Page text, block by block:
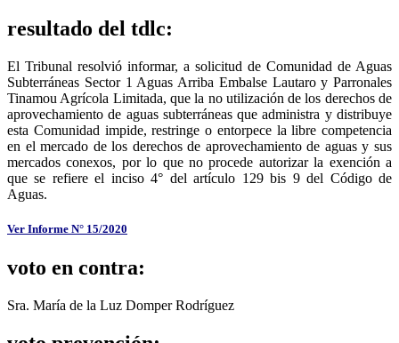
resultado del tdlc:
El Tribunal resolvió informar, a solicitud de Comunidad de Aguas
Subterráneas Sector 1 Aguas Arriba Embalse Lautaro y Parronales
Tinamou Agrícola Limitada, que la no utilización de los derechos de
aprovechamiento de aguas subterráneas que administra y distribuye
esta Comunidad impide, restringe o entorpece la libre competencia
en el mercado de los derechos de aprovechamiento de aguas y sus
mercados conexos, por lo que no procede autorizar la exención a
que se refiere el inciso 4° del artículo 129 bis 9 del Código de
Aguas.
Ver Informe N° 15/2020
voto en contra:
Sra. María de la Luz Domper Rodríguez